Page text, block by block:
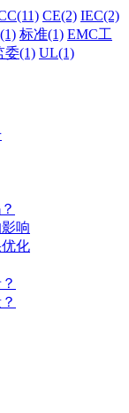
CE(2) IEC(2)
标准(1) EMC工
委(1) UL(1)
响
化